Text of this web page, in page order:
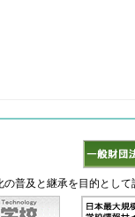
の普及と継承を目的とし